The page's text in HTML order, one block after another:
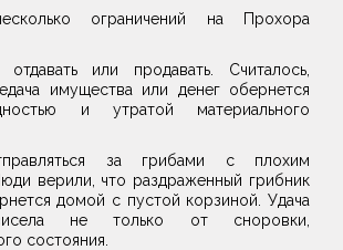
ограничений на Прохора
отдавать или продавать. Считалось,
имущества или денег обернется
и утратой материального
за грибами с плохим
верили, что раздраженный грибник
домой с пустой корзиной. Удача
не только от сноровки,
состояния.